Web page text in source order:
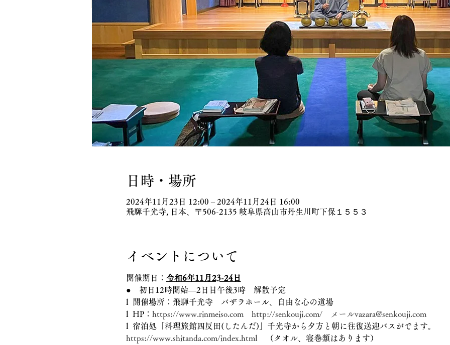
日時・場所
2024年11月23日 12:00 – 2024年11月24日 16:00
飛騨千光寺, 日本、〒506-2135 岐阜県高山市丹生川町下保１５５３
イベントについて
開催期日： 令和6年11月23-24日
●　初日12時開始―2日目午後3時　解散予定
l  開催場所：飛騨千光寺　バザラホール、自由な心の道場
l  HP： https://www.rinmeiso.com http://senkouji.com/
メールvazara@senkouji.com
l  宿泊処「料理旅館四反田(したんだ)」千光寺から夕方と朝に往復送迎バスがでます。
https://www.shitanda.com/index.html （タオル、寝巻類はあります）